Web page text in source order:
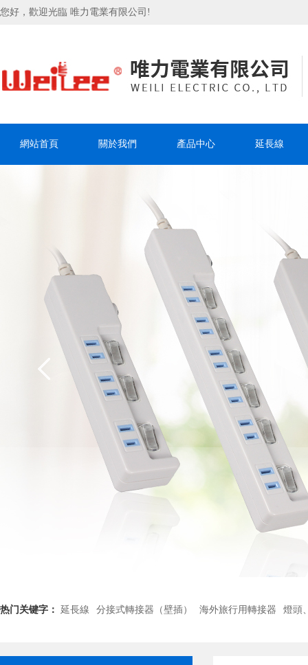
您好，歡迎光臨 唯力電業有限公司!
網站首頁 關於我們 產品中心 延長線
热门关键字： 延長線 分接式轉接器（壁插） 海外旅行用轉接器 燈頭